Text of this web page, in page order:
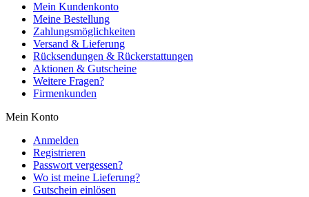
Mein Kundenkonto
Meine Bestellung
Zahlungsmöglichkeiten
Versand & Lieferung
Rücksendungen & Rückerstattungen
Aktionen & Gutscheine
Weitere Fragen?
Firmenkunden
Mein Konto
Anmelden
Registrieren
Passwort vergessen?
Wo ist meine Lieferung?
Gutschein einlösen